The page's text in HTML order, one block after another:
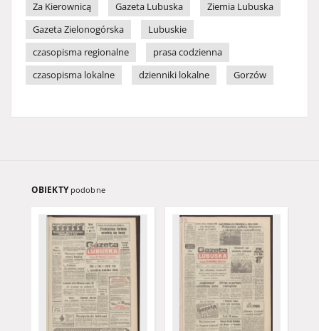
Za Kierownicą
Gazeta Lubuska
Ziemia Lubuska
Gazeta Zielonogórska
Lubuskie
czasopisma regionalne
prasa codzienna
czasopisma lokalne
dzienniki lokalne Gorzów
OBIEKTY podobne